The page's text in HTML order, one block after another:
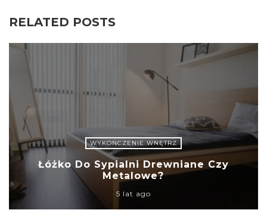
RELATED POSTS
WYKOŃCZENIE WNĘTRZ
Łóżko Do Sypialni Drewniane Czy
Metalowe?
5 lat ago